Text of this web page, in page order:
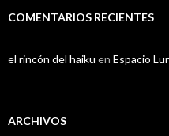
COMENTARIOS RECIENTES
el rincón del haiku en Espacio
ARCHIVOS